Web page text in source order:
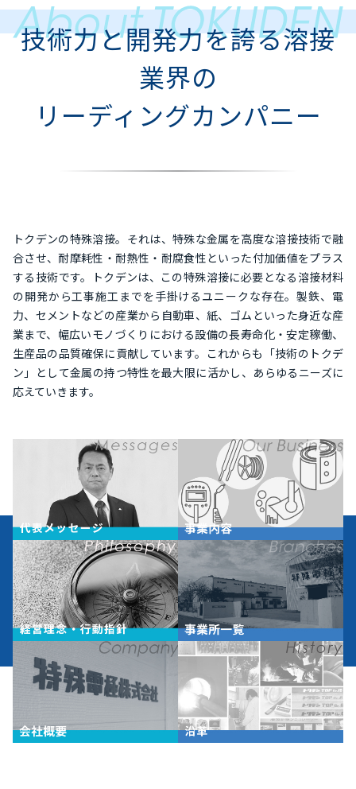
技術力と開発力を誇る溶接
業界の
リーディングカンパニー
トクデンの特殊溶接。それは、特殊な金属を高度な溶接技術で融
合させ、耐摩耗性・耐熱性・耐腐食性といった付加価値をプラス
する技術です。トクデンは、この特殊溶接に必要となる溶接材料
の開発から工事施工までを手掛けるユニークな存在。製鉄、電
力、セメントなどの産業から自動車、紙、ゴムといった身近な産
業まで、幅広いモノづくりにおける設備の長寿命化・安定稼働、
生産品の品質確保に貢献しています。これからも「技術のトクデ
ン」として金属の持つ特性を最大限に活かし、あらゆるニーズに
応えていきます。